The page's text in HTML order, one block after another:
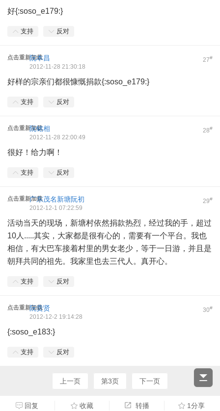
好{:soso_e179:}
支持 反对
点击重新加载 27#
阮本昌
2012-11-28 21:30:18
好样的宗亲们都很慷慨捐款{:soso_e179:}
支持 反对
点击重新加载 28#
阮铭相
2012-11-28 22:00:49
很好！给力啊！
支持 反对
点击重新加载 29#
广东茂名新塘阮初
2012-12-1 07:22:59
活动当天的现场，新塘村依然捐款热烈，经过我的手，超过
10人.....其实，大家都是很有心的，需要有一个平台。我也
相信，有大巴车接着村里的男女老少，等于一日游，并且是
朝拜共同的祖先。我家里也去三代人。真开心。
支持 反对
点击重新加载 30#
阮贵贤
2012-12-2 19:14:28
{:soso_e183:}
支持 反对
上一页 第3页 下一页
回复 收藏 转播 1分享